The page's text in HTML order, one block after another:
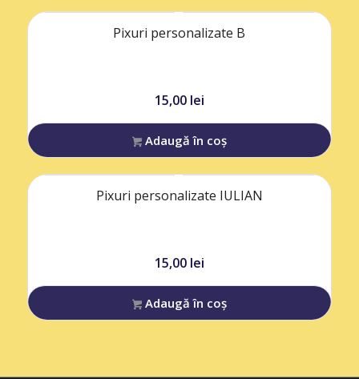
Pixuri personalizate B
15,00 lei
Adaugă în coș
Pixuri personalizate IULIAN
15,00 lei
Adaugă în coș